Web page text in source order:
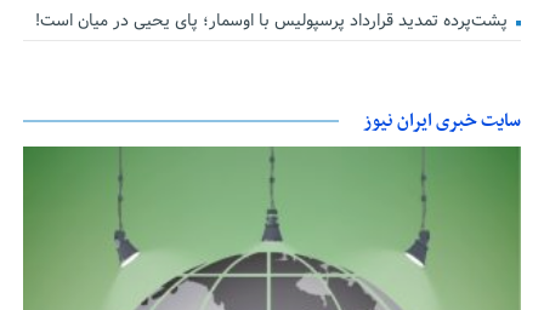
پشت‌پرده تمدید قرارداد پرسپولیس با اوسمار؛ پای یحیی در میان است!
سایت خبری ایران نیوز